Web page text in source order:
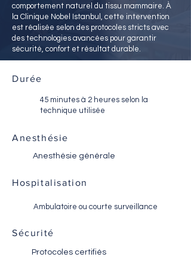
comportement naturel du tissu mammaire. À
la Clinique Nobel Istanbul, cette intervention
est réalisée selon des protocoles stricts avec
des technologies avancées pour garantir
sécurité, confort et résultat durable.
Durée
45 minutes à 2 heures selon la
technique utilisée
Anesthésie
Anesthésie générale
Hospitalisation
Ambulatoire ou courte surveillance
Sécurité
Protocoles certifiés